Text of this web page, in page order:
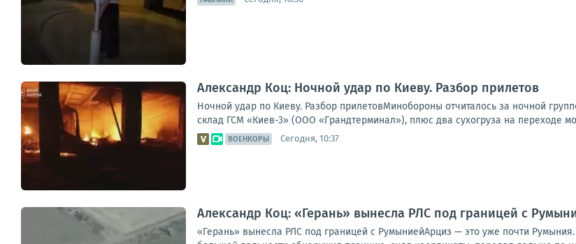
Александр Коц: Ночной удар по Киеву. Разбор прилетов
Ночной удар по Киеву. Разбор прилетовМинобороны отчиталось за ночной
склад ГСМ «Киев-3» (ООО «Грандтерминал»), плюс два сухогруза на переходе
ВОЕНКОРЫ Сегодня, 10:37
Александр Коц: «Герань» вынесла РЛС под границей с
«Герань» вынесла РЛС под границей с РумыниейАрциз — это уже почти